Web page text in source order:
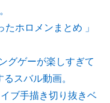
ホロメンまとめ 」
グゲーが楽しすぎて
スバル動画。
ブ手描き切り抜きベ